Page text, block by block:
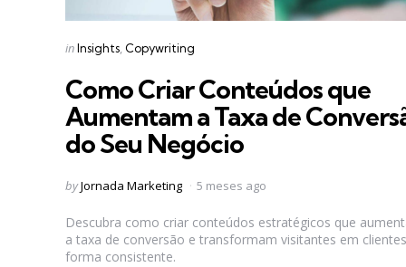
Categories
Posted
inInsights Copywriting
Como Criar Conteúdos que
Aumentam a Taxa de
do Seu Negócio
Posted
byJornada Marketing 5 meses ago
Descubra como criar conteúdos estratégicos que
a taxa de conversão e transformam visitantes em
forma consistente.